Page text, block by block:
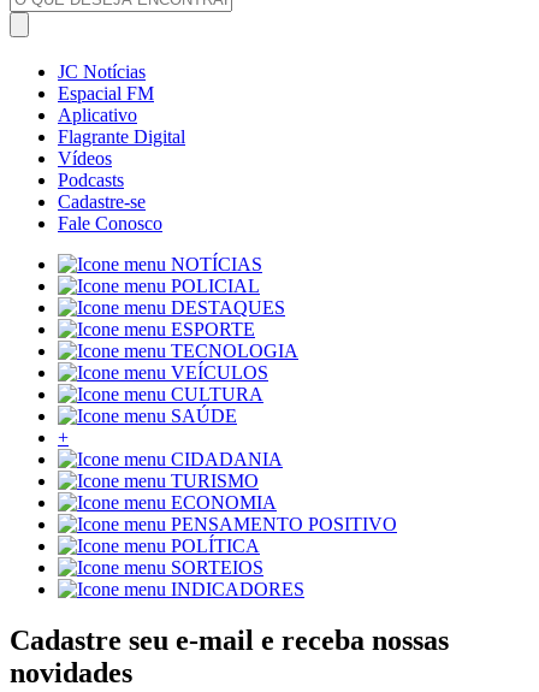
JC Notícias
Espacial FM
Aplicativo
Flagrante Digital
Vídeos
Podcasts
Cadastre-se
Fale Conosco
NOTÍCIAS
POLICIAL
DESTAQUES
ESPORTE
TECNOLOGIA
VEÍCULOS
CULTURA
SAÚDE
+
CIDADANIA
TURISMO
ECONOMIA
PENSAMENTO POSITIVO
POLÍTICA
SORTEIOS
INDICADORES
Cadastre seu e-mail e receba nossas
novidades